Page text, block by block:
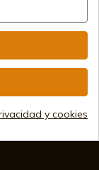
y cookies